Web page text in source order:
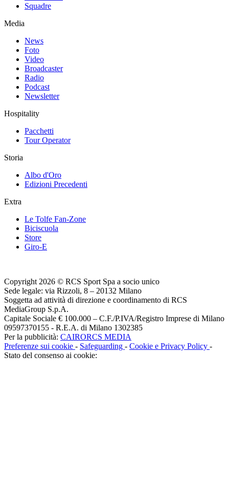
Squadre
Media
News
Foto
Video
Broadcaster
Radio
Podcast
Newsletter
Hospitality
Pacchetti
Tour Operator
Storia
Albo d'Oro
Edizioni Precedenti
Extra
Le Tolfe Fan-Zone
Biciscuola
Store
Giro-E
Copyright 2026 © RCS Sport Spa a socio unico
Sede legale: via Rizzoli, 8 – 20132 Milano
Soggetta ad attività di direzione e coordinamento di RCS
MediaGroup S.p.A.
Capitale Sociale € 100.000 – C.F./P.IVA/Registro Imprese di Milano
09597370155 - R.E.A. di Milano 1302385
Per la pubblicità: CAIRORCS MEDIA
Preferenze sui cookie - Safeguarding - Cookie e Privacy Policy -
Stato del consenso ai cookie: